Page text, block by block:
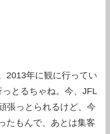
2013年に観に行ってい
とるちゃね。今、JFL
張っとられるけど、今
たもんで、あとは集客